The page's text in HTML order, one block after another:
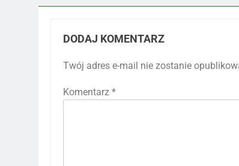
DODAJ KOMENTARZ
Twój adres e-mail nie zostanie
Komentarz *